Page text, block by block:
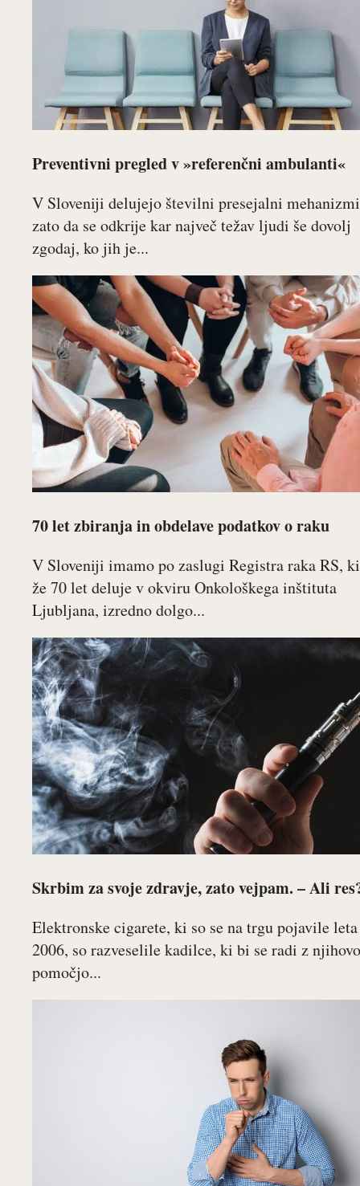
Preventivni pregled v »referenčni ambulanti«
V Sloveniji delujejo številni presejalni
zato da se odkrije kar največ težav ljudi še dovolj
zgodaj, ko jih je...
70 let zbiranja in obdelave podatkov o raku
V Sloveniji imamo po zaslugi Registra raka RS, ki
že 70 let deluje v okviru Onkološkega inštituta
Ljubljana, izredno dolgo...
Skrbim za svoje zdravje, zato vejpam. – Ali
Elektronske cigarete, ki so se na trgu pojavile leta
2006, so razveselile kadilce, ki bi se radi z njihovo
pomočjo...